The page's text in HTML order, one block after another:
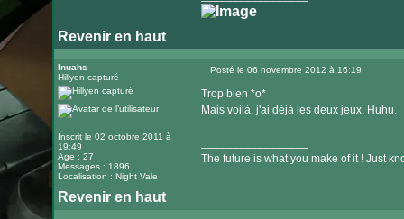
Revenir en haut
Inuahs
Hillyen capturé
Inscrit le 02 octobre 2011 à
19:49
Age : 27
Messages : 1896
Localisation : Night Vale
Posté le 06 novembre 2012 à 16:19
Trop bien *o*
Mais voilà, j'ai déjà les deux jeux. Huhu.
The future is what you make of it ! Just
Revenir en haut